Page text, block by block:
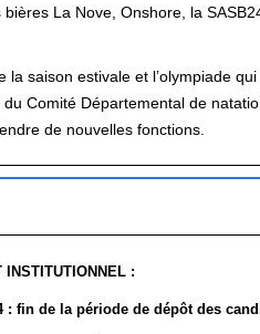
La Nove, Onshore, la
la saison estivale et l’olympiade
Comité Départemental de
de nouvelles fonctions.
INSTITUTIONNEL :
: fin de la période de dépôt des